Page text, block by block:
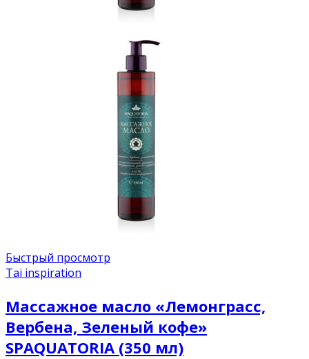
Быстрый просмотр
Tai inspiration
Массажное масло «Лемонграсс,
Вербена, Зеленый кофе»
SPAQUATORIA (350 мл)